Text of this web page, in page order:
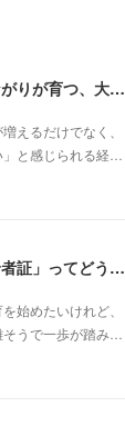
教室の風景：人とのつながりが育つ、大切な一瞬🌼
えるだけでなく、
と感じられる経…
【制度のいろは】「受給者証」ってどう取るの？申請の流れと、てらぴぁぽけっとの安心サポート✨
始めたいけれど、
うで一歩が踏み…